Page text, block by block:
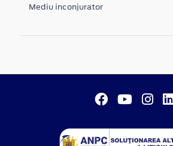
Mediu inconjurator